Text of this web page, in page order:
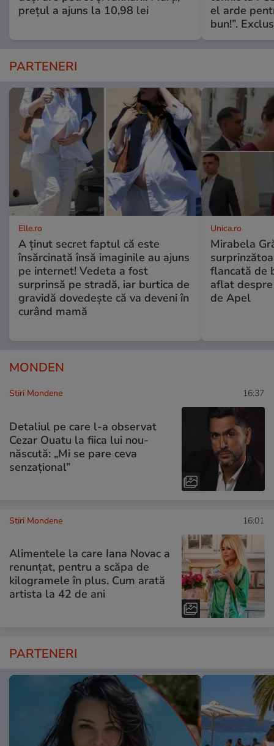
prețul a ajuns la 10,98 lei
el arde
bun!”.
PARTENERI
Elle.ro
A ținut secret faptul că este
însărcinată însă imaginile au ajuns
pe internet! Vedeta a fost
surprinsă pe stradă, iar burtica de
gravidă dovedește că va deveni în
curând mamă
Unica.ro
Mirabela
flancată de
aflat
de Apel
MONDEN
Stiri Mondene 16:37
Detaliul pe care l-a observat
Cezar Ouatu la fiica lui nou-
născută: „Mi se pare ceva
senzațional”
Stiri Mondene 16:01
Alimentele la care Iana Novac a
renunțat, pentru a scăpa de
kilogramele în plus. Cum arată
artista la 42 de ani
PARTENERI